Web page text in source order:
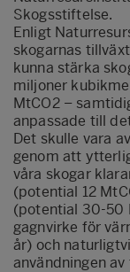
Skogsstiftelse.
Enligt
skogarnas
kunna stärka
miljoner
MtCO2 –
anpassade till
Det skulle vara
genom att
våra skogar
(potential 12
(potential 30-50
gagnvirke för
år) och
användningen